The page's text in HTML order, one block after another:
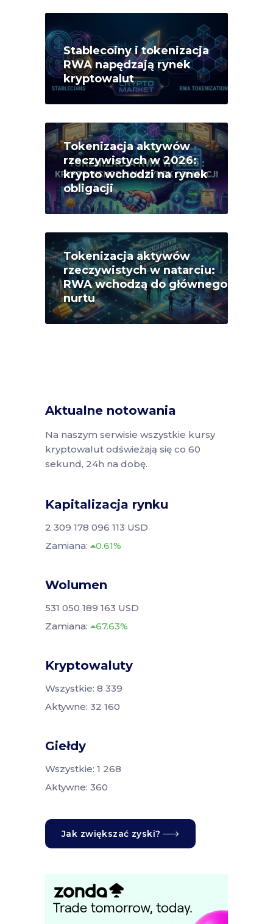
Stablecoiny i tokenizacja
RWA napędzają rynek
kryptowalut
Tokenizacja aktywów
rzeczywistych w 2026:
krypto wchodzi na rynek
obligacji
Tokenizacja aktywów
rzeczywistych w natarciu:
RWA wchodzą do głównego
nurtu
Aktualne notowania
Na naszym serwisie wszystkie kursy
kryptowalut odświeżają się co 60
sekund, 24h na dobę.
Kapitalizacja rynku
2 309 178 096 113 USD
Zamiana:
0.61%
Wolumen
531 050 189 163 USD
Zamiana:
67.63%
Kryptowaluty
Wszystkie: 8 339
Aktywne: 32 160
Giełdy
Wszystkie: 1 268
Aktywne: 360
Jak zwiększać zyski?